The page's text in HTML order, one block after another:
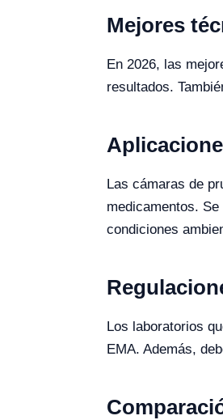
Mejores
En 2026, las
resultados.
Las cámaras de
medicamentos.
condiciones
Los laboratorios
EMA. Además,